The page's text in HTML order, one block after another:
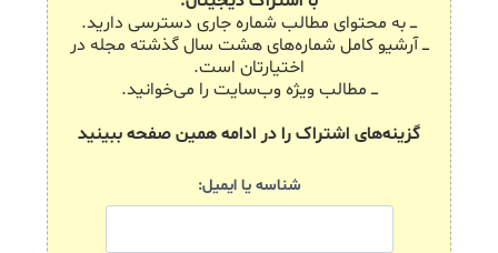
ـــ به محتوای مطالب شماره جاری دسترسی دارید.
ـــ آرشیو کامل شماره‌های هشت سال گذشته مجله در
اختیارتان است.
ـــ مطالب ویژه وب‌سایت را می‌خوانید.
گزینه‌های اشتراک را در ادامه همین صفحه ببینید
شناسه یا ایمیل: